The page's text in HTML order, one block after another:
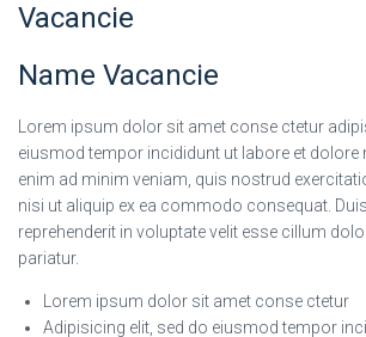
Vacancie
Name Vacancie
Lorem ipsum dolor sit amet conse ctetur
eiusmod tempor incididunt ut labore et dolore
enim ad minim veniam, quis nostrud
nisi ut aliquip ex ea commodo consequat.
reprehenderit in voluptate velit esse cillum
pariatur.
Lorem ipsum dolor sit amet conse ctetur
Adipisicing elit, sed do eiusmod tempor